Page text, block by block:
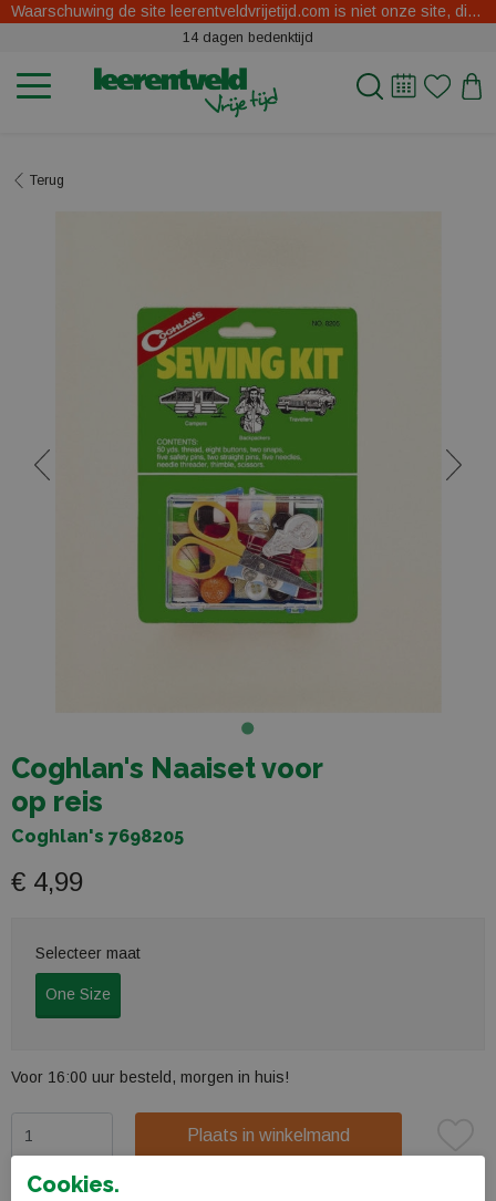
Waarschuwing de site leerentveldvrijetijd.com is niet onze site, dit zijn oplichters.
14 dagen bedenktijd
Terug
Coghlan's Naaiset voor
op reis
Coghlan's 7698205
€ 4,99
Selecteer maat
One Size
Voor 16:00 uur besteld, morgen in huis!
Plaats in winkelmand
Omschrijving
Cookies.